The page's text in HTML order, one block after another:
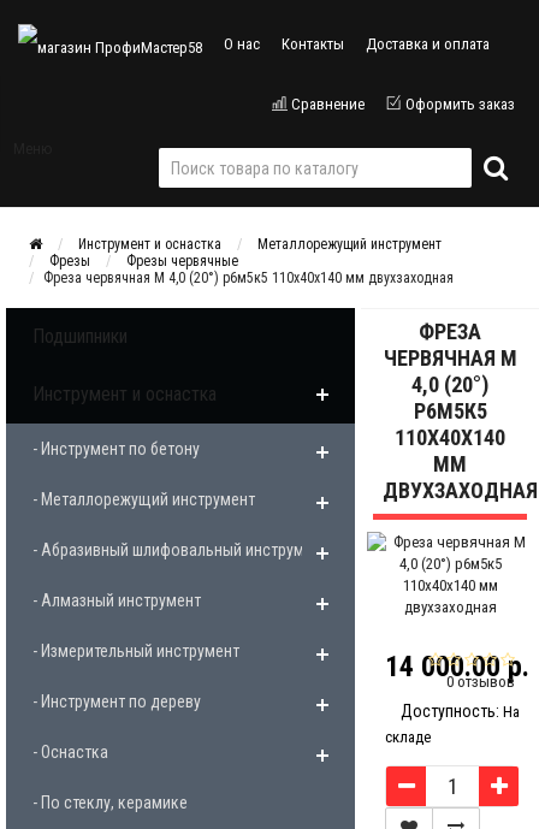
О нас Контакты Доставка и оплата
Сравнение Оформить заказ
Инструмент и оснастка
Металлорежущий инструмент
Фрезы
Фрезы червячные
Фреза червячная М 4,0 (20°) р6м5к5 110х40х140 мм двухзаходная
Подшипники
Инструмент и оснастка
- Инструмент по бетону
- Металлорежущий инструмент
- Абразивный шлифовальный инструмент
- Алмазный инструмент
- Измерительный инструмент
- Инструмент по дереву
- Оснастка
- По стеклу, керамике
ФРЕЗА
ЧЕРВЯЧНАЯ М
4,0 (20°)
Р6М5К5
110Х40Х140
ММ
ДВУХЗАХОДНАЯ
0 отзывов
14 000.00 р.
Доступность: На
складе